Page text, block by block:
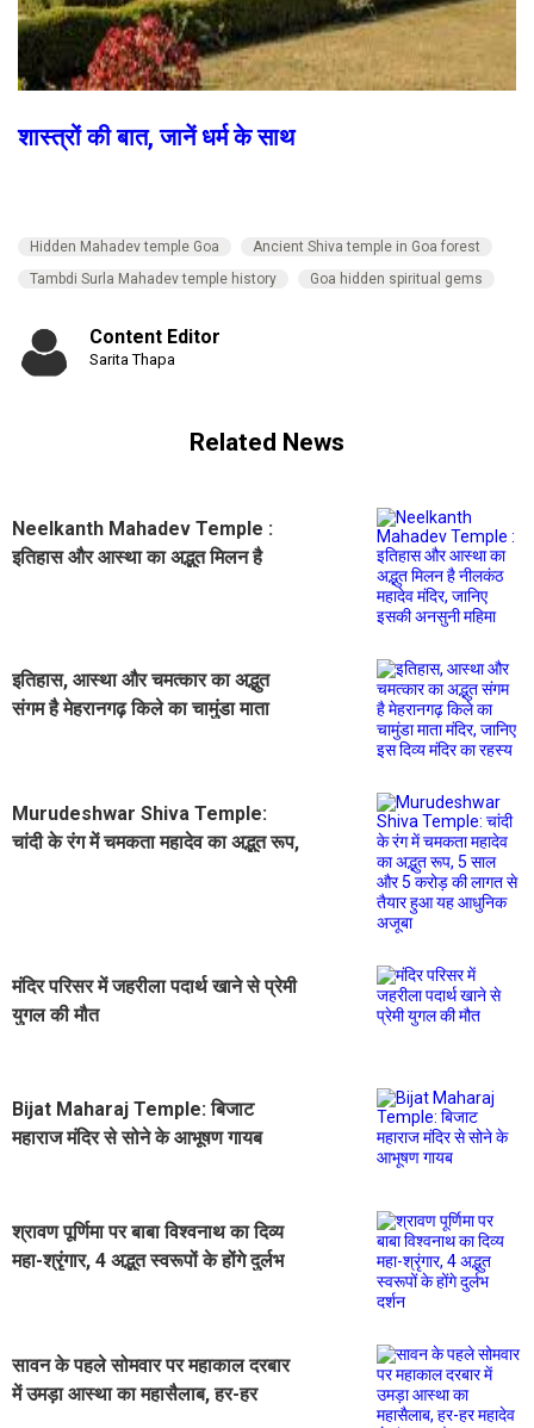
शास्त्रों की बात, जानें धर्म के साथ
Hidden Mahadev temple Goa
Ancient Shiva temple in Goa forest
Tambdi Surla Mahadev temple history
Goa hidden spiritual gems
Content Editor
Sarita Thapa
Related News
Neelkanth Mahadev Temple :
इतिहास और आस्था का अद्भुत मिलन है
इतिहास, आस्था और चमत्कार का अद्भुत
संगम है मेहरानगढ़ किले का चामुंडा माता
Murudeshwar Shiva Temple:
चांदी के रंग में चमकता महादेव का अद्भुत रूप,
मंदिर परिसर में जहरीला पदार्थ खाने से प्रेमी
युगल की मौत
Bijat Maharaj Temple: बिजाट
महाराज मंदिर से सोने के आभूषण गायब
श्रावण पूर्णिमा पर बाबा विश्वनाथ का दिव्य
महा-श्रृंगार, 4 अद्भुत स्वरूपों के होंगे दुर्लभ
सावन के पहले सोमवार पर महाकाल दरबार
में उमड़ा आस्था का महासैलाब, हर-हर